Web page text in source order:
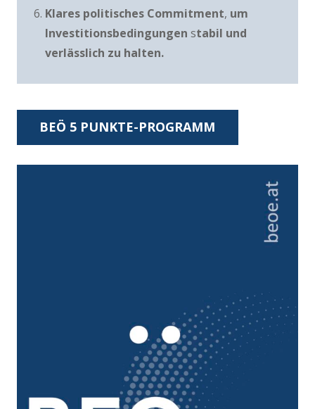
Klares politisches Commitment, um
Investitionsbedingungen stabil und
verlässlich zu halten.
BEÖ 5 PUNKTE-PROGRAMM